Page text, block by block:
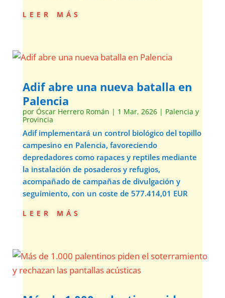
leer más
Adif abre una nueva batalla en
Palencia
por Óscar Herrero Román | 1 Mar, 2626| Palencia y
Provincia
Adif implementará un control biológico del topillo
campesino en Palencia, favoreciendo
depredadores como rapaces y reptiles mediante
la instalación de posaderos y refugios,
acompañado de campañas de divulgación y
seguimiento, con un coste de 577.414,01 EUR
leer más